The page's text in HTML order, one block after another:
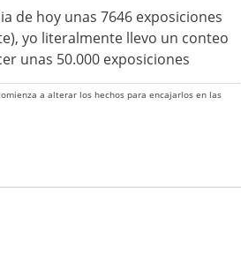
de hoy unas 7646 exposiciones
yo literalmente llevo un conteo
unas 50.000 exposiciones
a alterar los hechos para encajarlos en las